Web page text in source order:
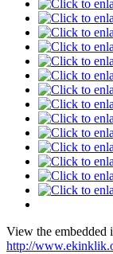
View the embedded
http://